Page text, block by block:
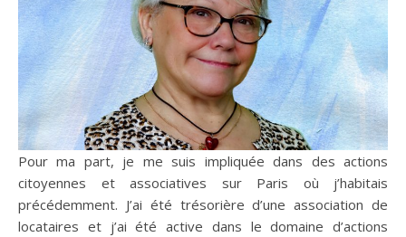
Pour ma part, je me suis impliquée dans des actions
citoyennes et associatives sur Paris où j’habitais
précédemment. J’ai été trésorière d’une association de
locataires et j’ai été active dans le domaine d’actions